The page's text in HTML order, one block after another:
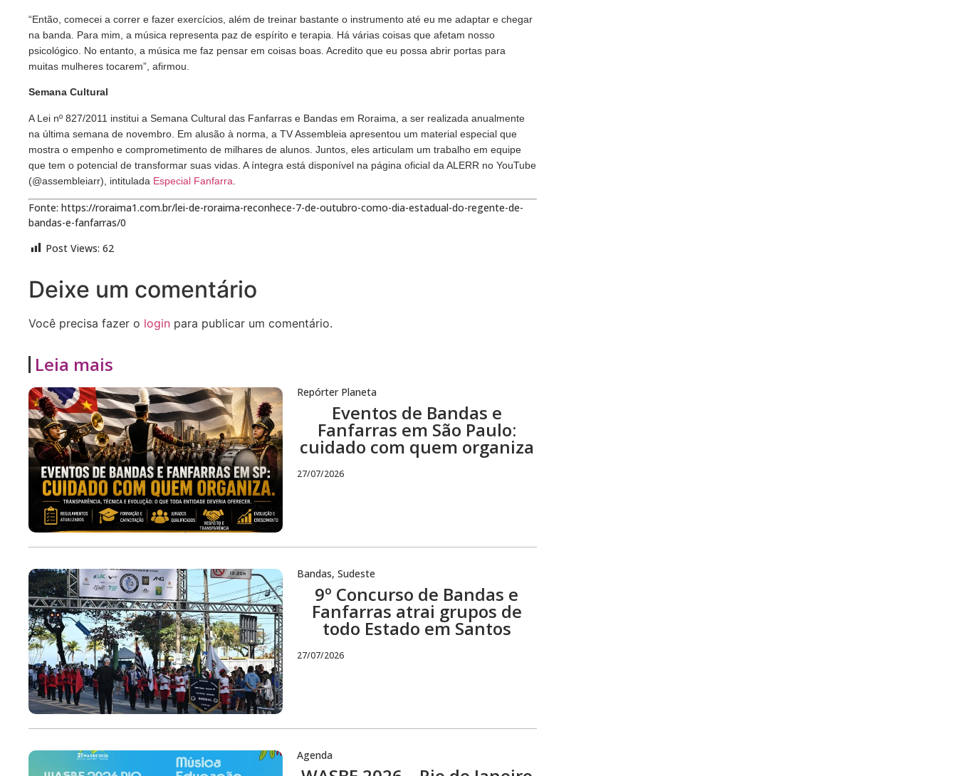
“Então, comecei a correr e fazer exercícios, além de treinar bastante o instrumento até eu me adaptar e chegar
na banda. Para mim, a música representa paz de espírito e terapia. Há várias coisas que afetam nosso
psicológico. No entanto, a música me faz pensar em coisas boas. Acredito que eu possa abrir portas para
muitas mulheres tocarem”, afirmou.
Semana Cultural
A Lei nº 827/2011 institui a Semana Cultural das Fanfarras e Bandas em Roraima, a ser realizada anualmente
na última semana de novembro. Em alusão à norma, a TV Assembleia apresentou um material especial que
mostra o empenho e comprometimento de milhares de alunos. Juntos, eles articulam um trabalho em equipe
que tem o potencial de transformar suas vidas. A íntegra está disponível na página oficial da ALERR no YouTube
(@assembleiarr), intitulada Especial Fanfarra
Fonte: https://roraima1.com.br/lei-de-roraima-reconhece-7-de-outubro-como-dia-estadual-do-regente-de-
bandas-e-fanfarras/0
Post Views: 62
Deixe um comentário
Você precisa fazer o login para publicar um comentário.
Leia mais
Repórter Planeta
Eventos de Bandas e
Fanfarras em São Paulo:
cuidado com quem organiza
27/07/2026
Bandas, Sudeste
9º Concurso de Bandas e
Fanfarras atrai grupos de
todo Estado em Santos
27/07/2026
Agenda